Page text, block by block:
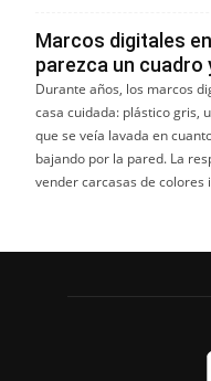
Marcos digitales
parezca un cuadro
Durante años, los marcos
casa cuidada: plástico gris,
que se veía lavada en
bajando por la pared. La
vender carcasas de